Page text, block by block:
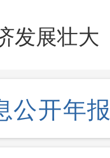
发展壮大
公开年